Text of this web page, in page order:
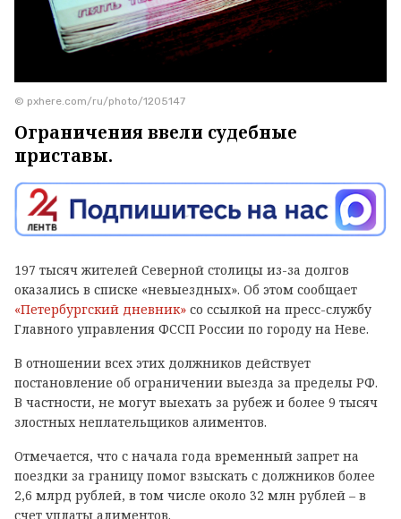
© pxhere.com/ru/photo/1205147
Ограничения ввели судебные
приставы.
197 тысяч жителей Северной столицы из-за долгов
оказались в списке «невыездных». Об этом сообщает
«Петербургский дневник» со ссылкой на пресс-службу
Главного управления ФССП России по городу на Неве.
В отношении всех этих должников действует
постановление об ограничении выезда за пределы РФ.
В частности, не могут выехать за рубеж и более 9 тысяч
злостных неплательщиков алиментов.
Отмечается, что с начала года временный запрет на
поездки за границу помог взыскать с должников более
2,6 млрд рублей, в том числе около 32 млн рублей – в
счет уплаты алиментов.